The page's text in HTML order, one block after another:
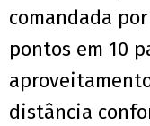
comandada
pontos em 10
distância